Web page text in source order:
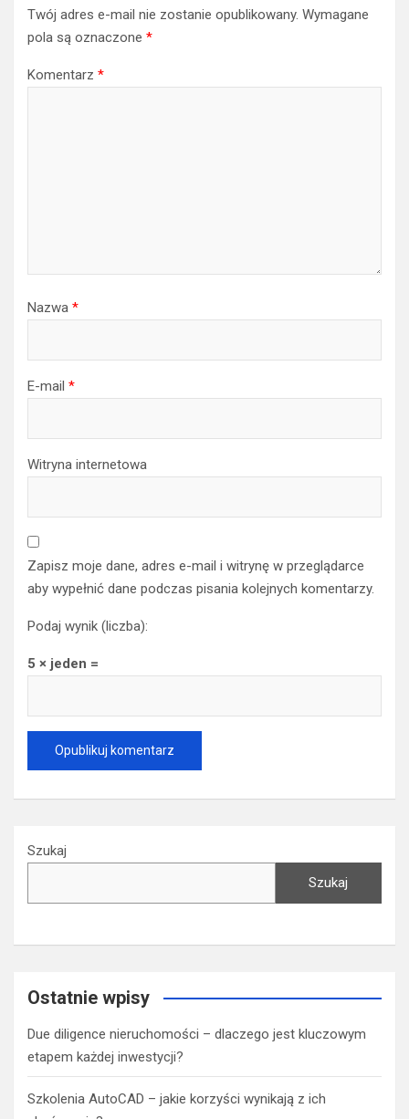
Twój adres e-mail nie zostanie opublikowany. Wymagane
pola są oznaczone *
Komentarz *
Nazwa *
E-mail *
Witryna internetowa
Zapisz moje dane, adres e-mail i witrynę w przeglądarce
aby wypełnić dane podczas pisania kolejnych komentarzy.
Podaj wynik (liczba):
5 × jeden =
Szukaj
Szukaj
Ostatnie wpisy
Due diligence nieruchomości – dlaczego jest kluczowym
etapem każdej inwestycji?
Szkolenia AutoCAD – jakie korzyści wynikają z ich